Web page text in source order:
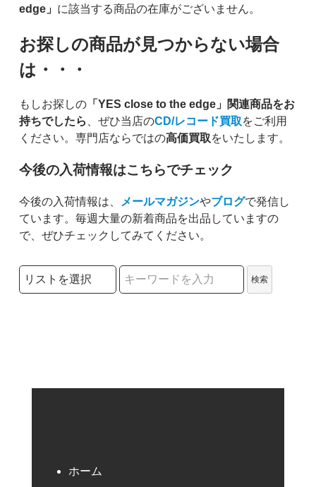
edge」 に該当する商品の在庫がございません。
お探しの商品が見つからない場合
は・・・
もしお探しの「YES close to the edge」関連商品をお
持ちでしたら 、ぜひ当店のCD/レコード買取をご利用
ください。専門店ならではの高価買取をいたします。
今後の入荷情報はこちらでチェック
今後の入荷情報は、 メールマガジンやブログで発信し
ています。毎週大量の新着商品を出品していますの
で、ぜひチェックしてみてください。
検索リストの選択
検索
ホーム